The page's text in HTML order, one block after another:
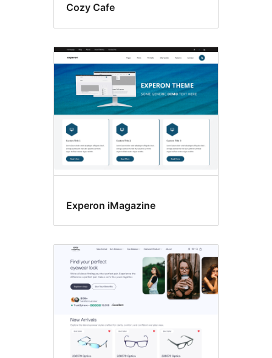
Cozy Cafe
Experon iMagazine